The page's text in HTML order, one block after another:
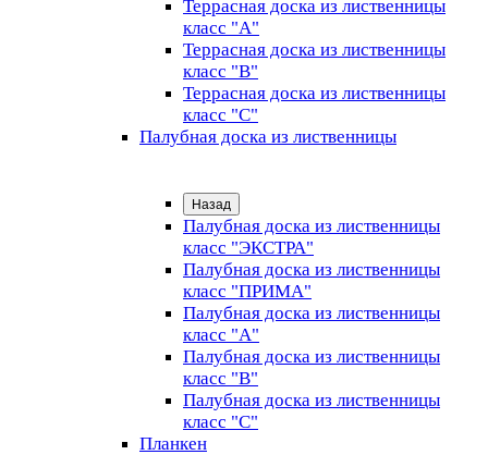
Террасная доска из лиственницы
класс "А"
Террасная доска из лиственницы
класс "B"
Террасная доска из лиственницы
класс "C"
Палубная доска из лиственницы
Назад
Палубная доска из лиственницы
класс "ЭКСТРА"
Палубная доска из лиственницы
класс "ПРИМА"
Палубная доска из лиственницы
класс "А"
Палубная доска из лиственницы
класс "B"
Палубная доска из лиственницы
класс "C"
Планкен